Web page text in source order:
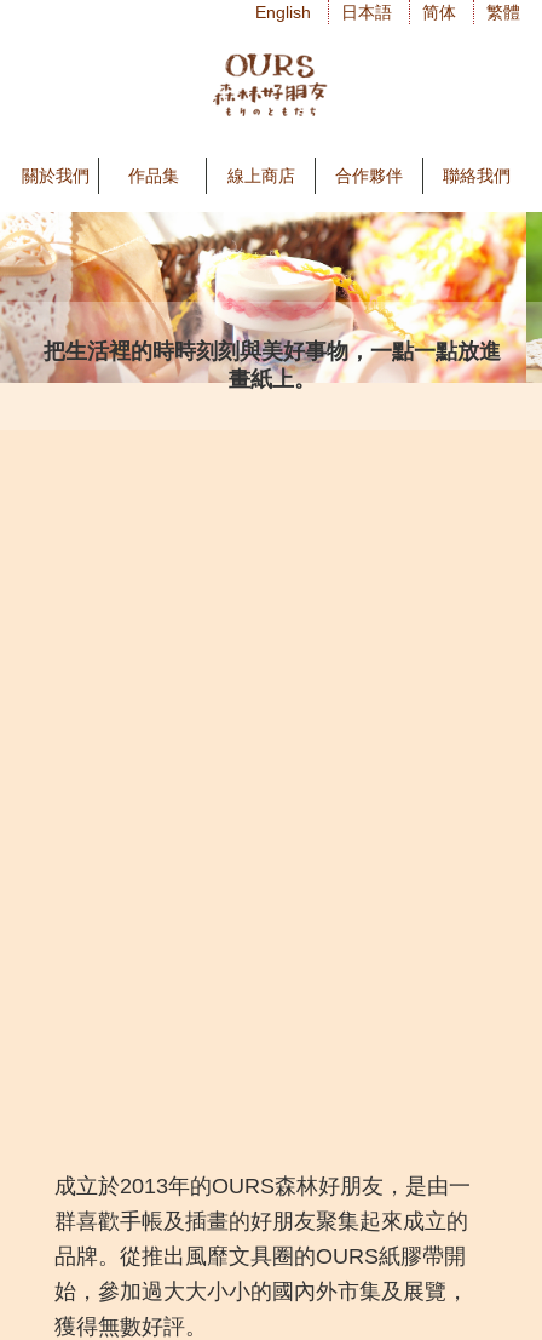
English 日本語 简体 繁體
關於我們 作品集 線上商店 合作夥伴 聯絡我們
把生活裡的時時刻刻與美好事物，一點一點放進
畫紙上。
成立於2013年的OURS森林好朋友，是由一
群喜歡手帳及插畫的好朋友聚集起來成立的
品牌。從推出風靡文具圈的OURS紙膠帶開
始，參加過大大小小的國內外市集及展覽，
獲得無數好評。